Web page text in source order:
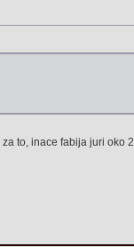
to, inace fabija juri oko